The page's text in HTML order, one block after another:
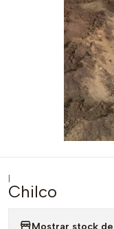
|
Chilco
Mostrar stock